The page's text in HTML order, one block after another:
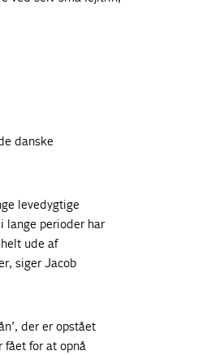
danske
levedygtige
lange perioder har
ude af
siger Jacob
der er opstået
fået for at opnå